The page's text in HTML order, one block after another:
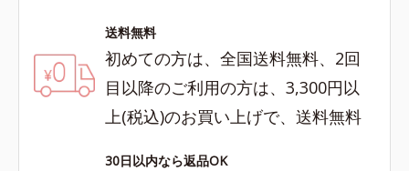
送料無料
初めての方は、全国送料無料、2回
目以降のご利用の方は、3,300円以
上(税込)のお買い上げで、送料無料
30日以内なら返品OK